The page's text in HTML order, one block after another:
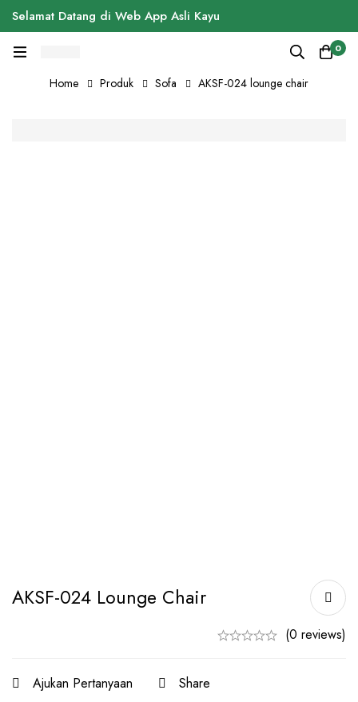
Selamat Datang di Web App Asli Kayu
0
Home Produk Sofa AKSF-024 lounge chair
AKSF-024 Lounge Chair
(0 reviews)
Ajukan Pertanyaan Share